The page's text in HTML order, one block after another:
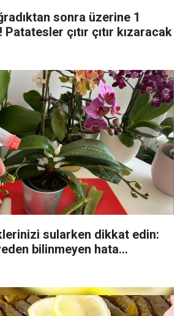
sonra üzerine 1
çıtır çıtır kızaracak
sularken dikkat edin:
bilinmeyen hata...